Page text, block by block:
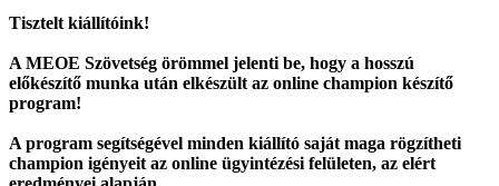
Tisztelt kiállítóink!
A MEOE Szövetség örömmel jelenti be, hogy a hosszú
előkészítő munka után elkészült az online champion készítő
program!
A program segítségével minden kiállító saját maga rögzítheti
champion igényeit az online ügyintézési felületen, az elért